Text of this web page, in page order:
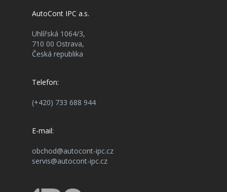
AutoCont IPC a.s.
Uhlířská 1064/3,
710 00 Ostrava,
Česká republika
Telefon:
(+420) 733 688 944
E-mail:
obchod@autocont-ipc.cz
servis@autocont-ipc.cz